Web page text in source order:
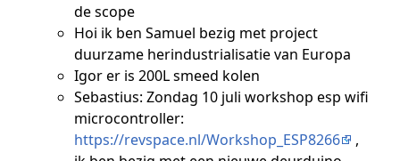
de scope
Hoi ik ben Samuel bezig met project
duurzame herindustrialisatie van Europa
Igor er is 200L smeed kolen
Sebastius: Zondag 10 juli workshop esp wifi
microcontroller:
https://revspace.nl/Workshop_ESP8266
,